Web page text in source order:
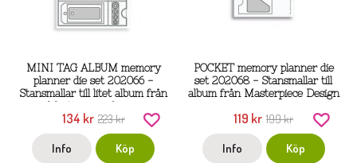
MINI TAG ALBUM memory
planner die set 202066 -
Stansmallar till litet album från
134 kr 223 kr
Info Köp
POCKET memory planner die
set 202068 - Stansmallar till
album från Masterpiece Design
119 kr 199 kr
Info Köp